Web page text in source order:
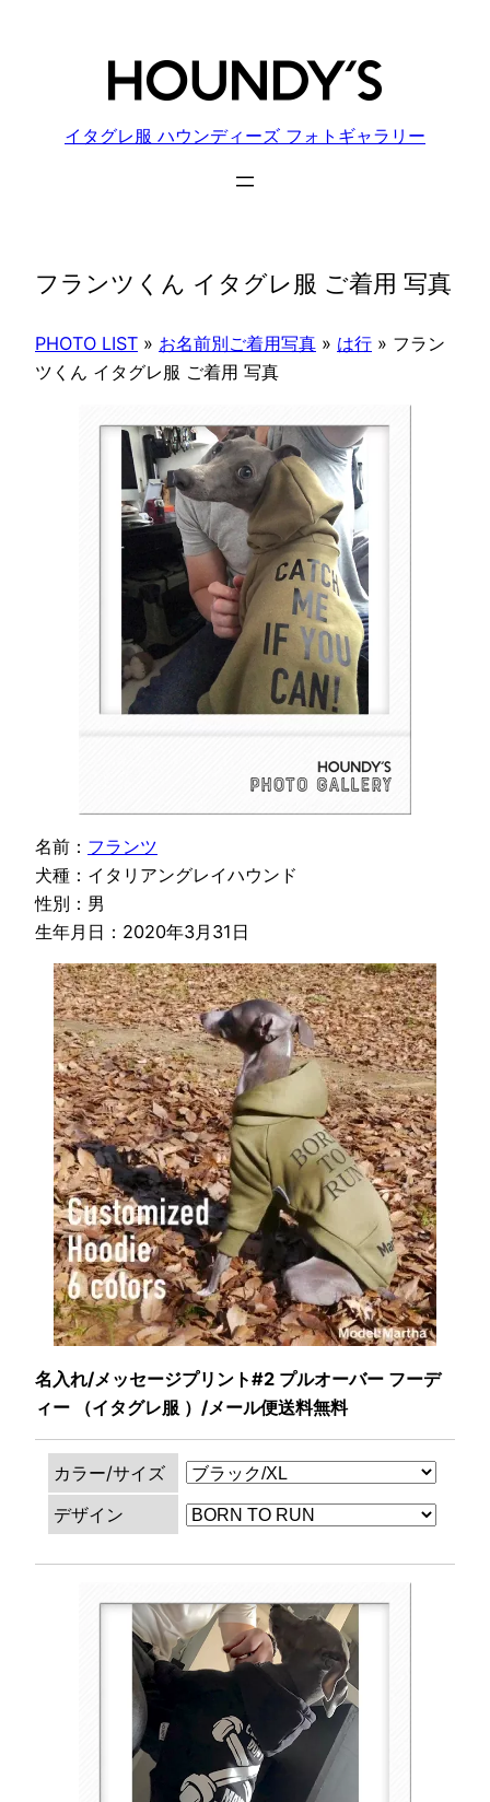
イタグレ服 ハウンディーズ フォトギャラリー
フランツくん イタグレ服 ご着用 写真
PHOTO LIST » お名前別ご着用写真 » は行 » フラン
ツくん イタグレ服 ご着用 写真
名前： フランツ
犬種：イタリアングレイハウンド
性別：男
生年月日：2020年3月31日
名入れ/メッセージプリント#2 プルオーバー フーデ
ィー （イタグレ服 ）/メール便送料無料
カラー/サイズ
デザイン